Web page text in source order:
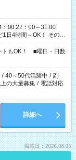
00 22：00～31:00
間～OK！ その他
ださい！
トもOK！ ■曜日・日数
/ 40～50代活躍中 / 副
の大量募集 / 電話対応
詳細へ
掲載日：2026.08.05